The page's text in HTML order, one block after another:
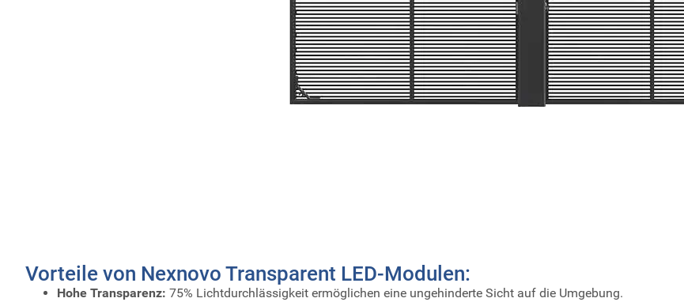
Vorteile von Nexnovo Transparent LED-Modulen:
Hohe Transparenz: 75% Lichtdurchlässigkeit ermöglichen eine ungehinderte Sicht auf die Umgebung.